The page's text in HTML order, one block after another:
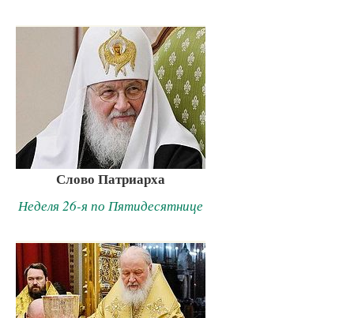
Слово Патриарха
Неделя 26-я по Пятидесятнице